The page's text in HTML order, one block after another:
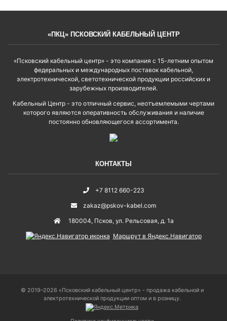
«ПКЦ» ПСКОВСКИЙ КАБЕЛЬНЫЙ ЦЕНТР
«Псковский кабельный центр» - это компания с 15-летним опытом
федеральных и международных поставок кабельной,
электротехнической, светотехнической продукции российских и
зарубежных производителей.
Кабельный Центр - это отличный сервис, неотъемлемыми чертами
которого являются оперативность обслуживания и наличие
постоянно обновляющегося ассортимента.
КОНТАКТЫ
+7 8112 660-223
zakaz@pskov-kabel.com
180004, Псков, ул. Рельсовая, д. 1а
Маршрут в Яндекс.Навигатор
© 2019–2026 «Псковский кабельный центр» - продажа кабельной и
электротехнической продукции оптом и в розницу.